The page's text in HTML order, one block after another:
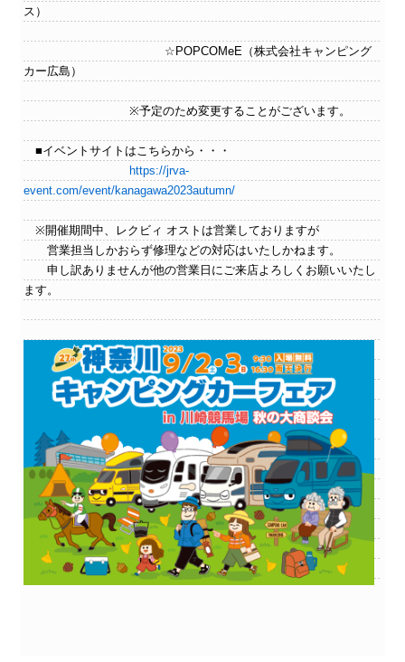
ス）
☆POPCOMeE（株式会社キャンピング
カー広島）
※予定のため変更することがございます。
■イベントサイトはこちらから・・・
https://jrva-
event.com/event/kanagawa2023autumn/
※開催期間中、レクビィ オストは営業しておりますが
営業担当しかおらず修理などの対応はいたしかねます。
申し訳ありませんが他の営業日にご来店よろしくお願いいたし
ます。